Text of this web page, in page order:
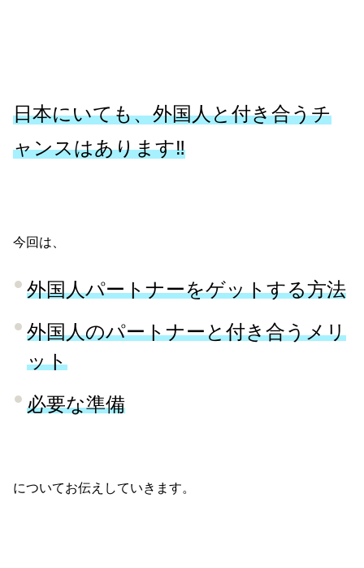
日本にいても、外国人と付き合うチ
ャンスはあります‼
今回は、
外国人パートナーをゲットする方法
外国人のパートナーと付き合うメリ
ット
必要な準備
についてお伝えしていきます。